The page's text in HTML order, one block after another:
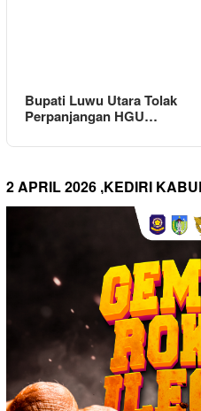
Bupati Luwu Utara Tolak
Perpanjangan HGU…
2 APRIL 2026 ,KEDIRI